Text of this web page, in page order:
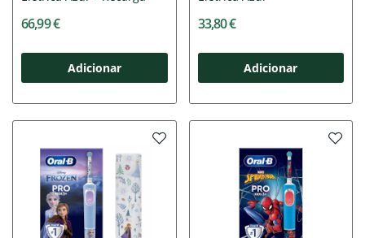
66,99 €
Adicionar
33,80 €
Adicionar